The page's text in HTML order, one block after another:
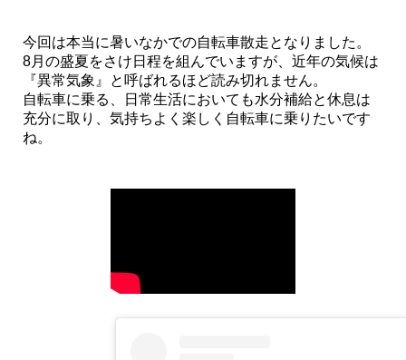
今回は本当に暑いなかでの自転車散走となりました。
8月の盛夏をさけ日程を組んでいますが、近年の気候は
『異常気象』と呼ばれるほど読み切れません。
自転車に乗る、日常生活においても水分補給と休息は
充分に取り、気持ちよく楽しく自転車に乗りたいです
ね。